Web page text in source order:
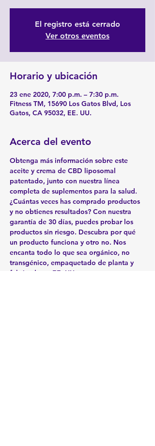
El registro está cerrado
Ver otros eventos
Horario y ubicación
23 ene 2020, 7:00 p.m. – 7:30 p.m.
Fitness TM, 15690 Los Gatos Blvd, Los
Gatos, CA 95032, EE. UU.
Acerca del evento
Obtenga más información sobre este
aceite y crema de CBD liposomal
patentado, junto con nuestra línea
completa de suplementos para la salud.
¿Cuántas veces has comprado productos
y no obtienes resultados? Con nuestra
garantía de 30 días, puedes probar los
productos sin riesgo. Descubra por qué
un producto funciona y otro no. Nos
encanta todo lo que sea orgánico, no
transgénico, empaquetado de planta y